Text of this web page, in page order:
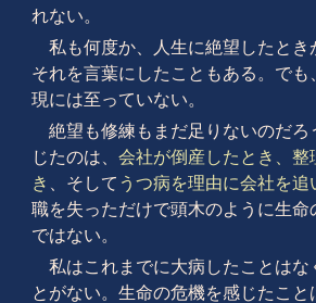
れない。
私も何度か、人生に絶望したとき
それを言葉にしたこともある。でも
現には至っていない。
絶望も修練もまだ足りないのだろ
じたのは、 会社が倒産したとき、整
き
、そして うつ病を理由に会社を追
職を失っただけで頭木のように生命
ではない。
私はこれまでに大病したことはな
とがない。生命の危機を感じたこと